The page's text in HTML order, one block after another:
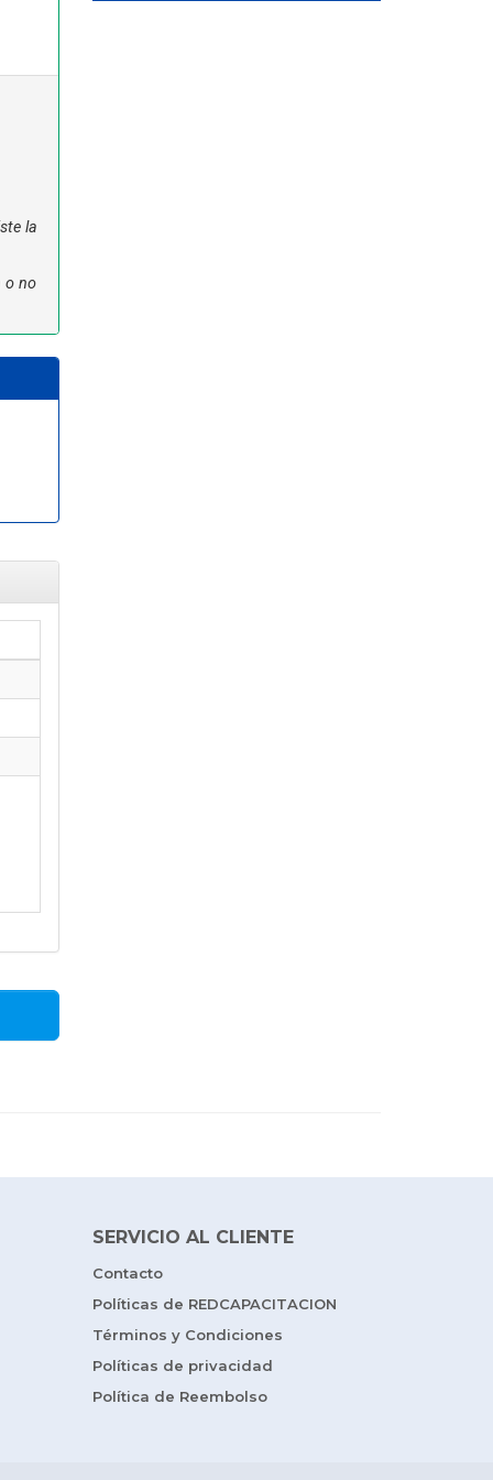
la
o no
SERVICIO AL CLIENTE
Contacto
Políticas de REDCAPACITACION
Términos y Condiciones
Políticas de privacidad
Política de Reembolso